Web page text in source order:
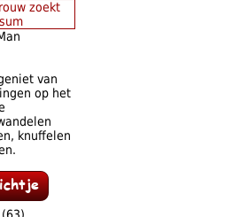
van
op het
knuffelen